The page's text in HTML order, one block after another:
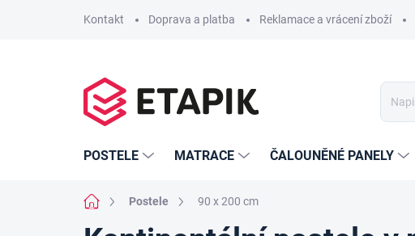
Kontakt Doprava a platba Reklamace a vrácení zboží
POSTELE MATRACE ČALOUNĚNÉ PANELY
Domů Postele 90 x 200 cm